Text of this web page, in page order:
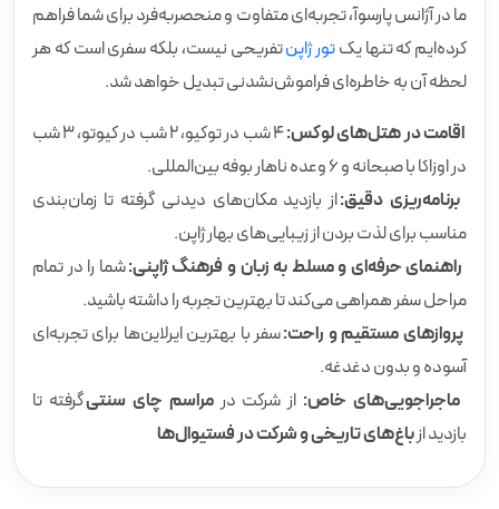
ما در آژانس پارسوآ، تجربه‌ای متفاوت و منحصربه‌فرد برای شما فراهم
کرده‌ایم که تنها یکتور ژاپنتفریحی نیست، بلکه سفری است که هر
لحظه آن به خاطره‌ای فراموش‌نشدنی تبدیل خواهد شد.
اقامت در هتل‌های لوکس:
۴ شب در توکیو، ۲ شب در کیوتو، ۳ شب
در اوزاکا با صبحانه و ۶ وعده ناهار بوفه بین‌المللی.
برنامه‌ریزی دقیق:از بازدید مکان‌های دیدنی گرفته تا زمان‌بندی
مناسب برای لذت بردن از زیبایی‌های بهار ژاپن.
راهنمای حرفه‌ای و مسلط به زبان و فرهنگ ژاپنی:شما را در تمام
مراحل سفر همراهی می‌کند تا بهترین تجربه را داشته باشید.
پروازهای مستقیم و راحت:سفر با بهترین ایرلاین‌ها برای تجربه‌ای
آسوده و بدون دغدغه.
ماجراجویی‌های خاص: از شرکت درمراسم چای سنتیگرفته تا
بازدید ازباغ‌های تاریخی و شرکت در فستیوال‌ها